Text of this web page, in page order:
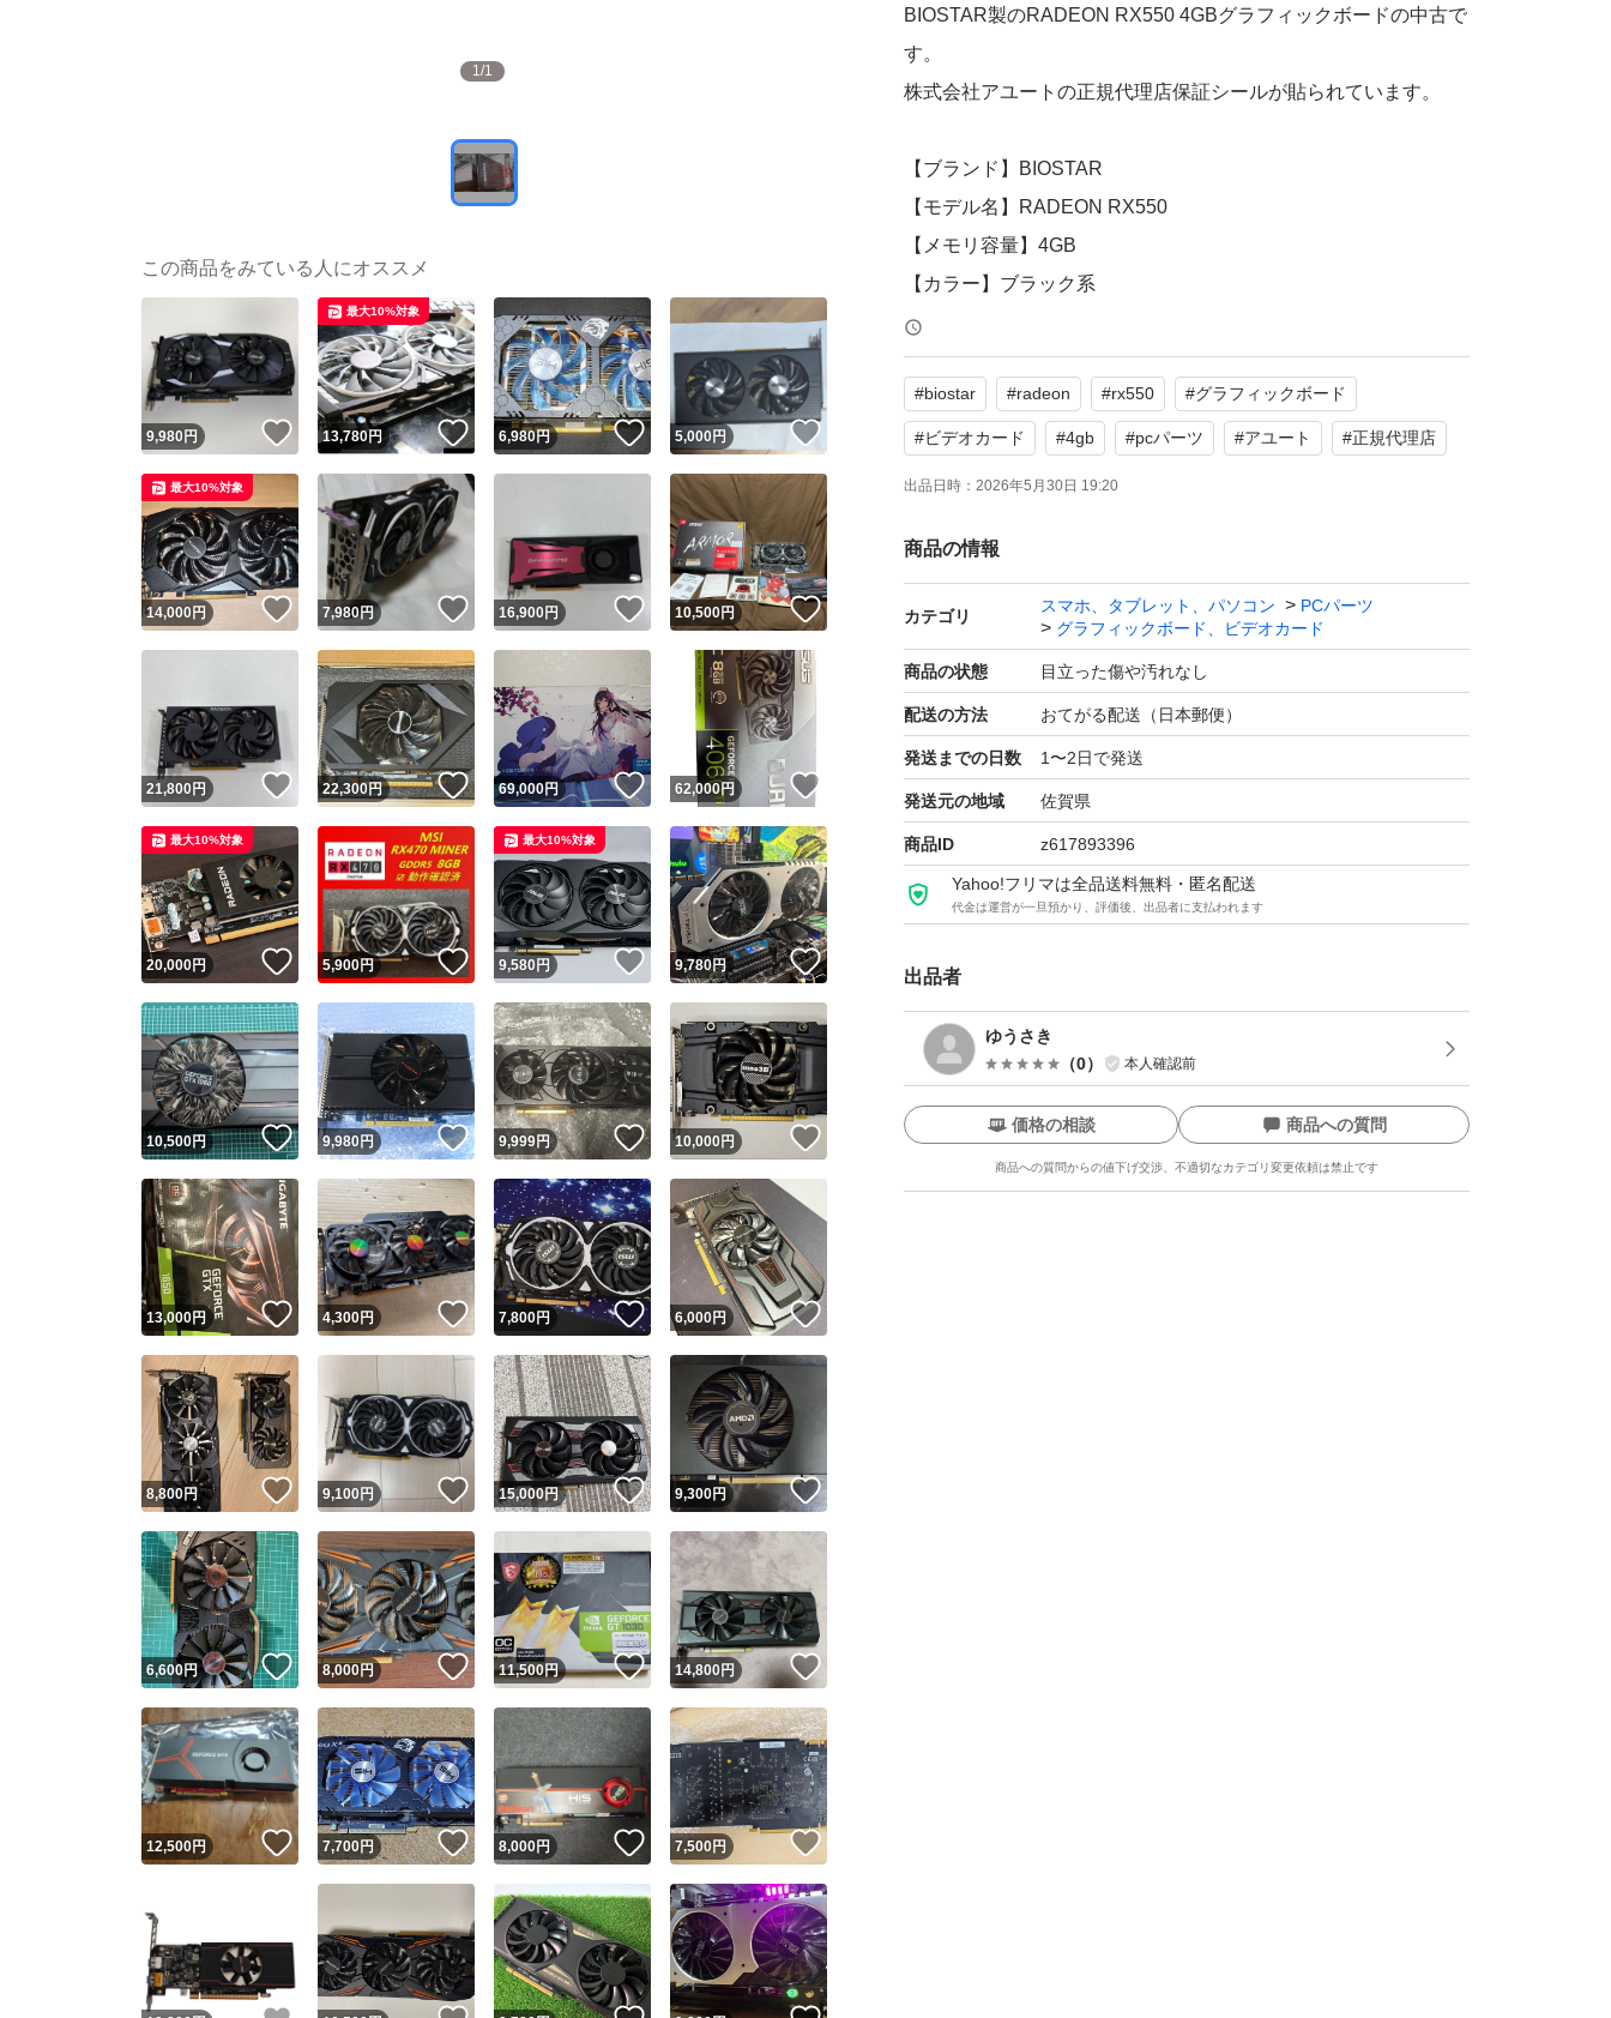
1/1
BIOSTAR製のRADEON RX550 4GBグラフィックボードの中古で
す。
株式会社アユートの正規代理店保証シールが貼られています。
【ブランド】BIOSTAR
【モデル名】RADEON RX550
【メモリ容量】4GB
【カラー】ブラック系
よろしくお願いいたします。
#biostar #radeon #rx550 #グラフィックボード
#ビデオカード #4gb #pcパーツ #アユート #正規代理店
出品日時： 2026年5月30日 19:20
商品の情報
カテゴリ
スマホ、タブレット、パソコン
PCパーツ
グラフィックボード、ビデオカード
商品の状態 目立った傷や汚れなし
配送の方法 おてがる配送（日本郵便）
発送までの日数 1〜2日で発送
発送元の地域 佐賀県
商品ID z617893396
Yahoo!フリマは全品送料無料・匿名配送
代金は運営が一旦預かり、評価後、出品者に支払われます
出品者
ゆうさき
（0） 本人確認前
ユーザーの実績について
Yahoo!フリマが定めた一定の基準を満たしたユーザーにバッジを付与しています
安心取引出品者
安心取引出品者 Yahoo!フリマの基準をクリアした安心・安全なユーザーです
取引実績
取引実績◯+ このユーザーはYahoo!フリマの取引を完了させた実績があります
他フリマ実績◯+ このユーザーは他フリマサービスでの取引実績があります
スピード&安心発送
※このバッジは実績に基づく表示であり、発送を保証しているものではありません
スピード＆安心発送
このユーザーは高頻度で24時間以内＆設定した発送日数内に発送してい
ます
価格の相談 商品への質問
商品への質問からの値下げ交渉、不適切なカテゴリ変更依頼は禁止です
この商品の情報をコピーします
商品画像の無断転載は禁止されています
コピーは 1商品につき1回です
出品ページへ
キャンセル
この商品をみている人にオススメ
9,980円 いいね！
13,780円 いいね！
最大10%対象
6,980円 いいね！
5,000円
14,000円 いいね！
最大10%対象
7,980円 いいね！
16,900円 いいね！
10,500円 いいね！
21,800円 いいね！
22,300円 いいね！
69,000円 いいね！
62,000円
20,000円 いいね！
最大10%対象
5,900円 いいね！
9,580円 いいね！
最大10%対象
9,780円 いいね！
10,500円 いいね！
9,980円 いいね！
9,999円 いいね！
10,000円
13,000円 いいね！
4,300円 いいね！
7,800円 いいね！
6,000円 いいね！
8,800円 いいね！
9,100円 いいね！
15,000円 いいね！
9,300円 いいね！
6,600円 いいね！
8,000円 いいね！
11,500円 いいね！
14,800円
12,500円 いいね！
7,700円 いいね！
8,000円 いいね！
7,500円